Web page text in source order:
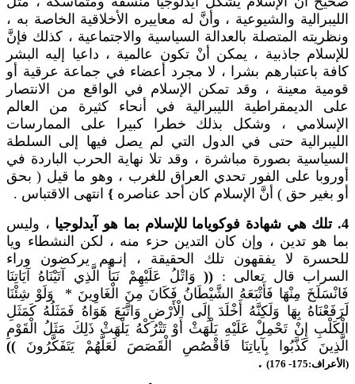
الليبرالية والشيوعية ، وأنَّ له معاييره الأخلاقية الخاصة به ،
ونظريته المتصلة بالعدالة السياسية والاجتماعية ، كذلك فإنَّ
للإسلام جاذبية ، يمكن أنْ تكون عالمية ، داعيا إليه البشر
كافة باعتبارهم بشرا ، لا مجرد أعضاء في جماعة عرقية أو
قومية معينة ، وقد تمكن الإسلام في الواقع من الانتصار
على الديمقراطية الليبرالية في أنحاء كثيرة من العالم
الإسلامي ، وشكل بذلك خطرا كبيرا على الممارسات
الليبرالية حتى في الدول التي لم يصل فيها إلى السلطة
السياسية بصورة مباشرة ، وقد تلا نهاية الحرب الباردة في
أوروبا على الفور تحدي العراق للغرب ، وهو ما قيل ( بحق
أو بغير حق ) أنَّ الإسلام كان أحد عناصره } انتهى الاقتباس .
4. تلك هي شهادة فوكوياما للإسلام بما هو آيدلوجيا
، وليس
بما هو تدين ، وإن كان التدين حزء منه ، لكن النشطاء ويا
للحسرة لا يفقهون تلك الحقيقة ، إنـهم يركضون وراء
السراب قال تعالى : ((وَاتْلُ عَلَيْهِمْ نَبَأَ الَّذِي آتَيْنَاهُ آيَاتِنَا
فَانْسَلَخَ مِنْهَا فَأَتْبَعَهُ الشَّيْطَانُ فَكَانَ مِنَ الْغَاوِينَ * وَلَوْ شِئْنَا
لَرَفَعْنَاهُ بِهَا وَلَكِنَّهُ أَخْلَدَ إِلَى الْأَرْضِ وَاتَّبَعَ هَوَاهُ فَمَثَلُهُ كَمَثَلِ
الْكَلْبِ إِنْ تَحْمِلْ عَلَيْهِ يَلْهَثْ أَوْ تَتْرُكْهُ يَلْهَثْ ذَلِكَ مَثَلُ الْقَوْمِ
الَّذِينَ كَذَّبُوا بِآياتِنَا فَاقْصُصِ الْقَصَصَ لَعَلَّهُمْ يَتَفَكَّرُونَ ))
(الأعراف:175- 176)
.